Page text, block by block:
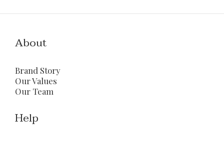
About
Brand Story
Our Values
Our Team
Help